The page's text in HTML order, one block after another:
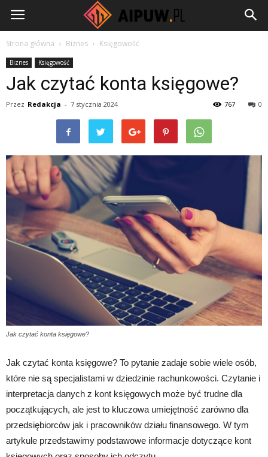
Aipuw.pl
Strona główna Biznes Księgowość
Biznes Księgowość
Jak czytać konta księgowe?
Przez Redakcja - 7 stycznia 2024 0
767
Jak czytać konta księgowe?
Jak czytać konta księgowe? To pytanie zadaje sobie wiele osób,
które nie są specjalistami w dziedzinie rachunkowości. Czytanie i
interpretacja danych z kont księgowych może być trudne dla
początkujących, ale jest to kluczowa umiejętność zarówno dla
przedsiębiorców jak i pracowników działu finansowego. W tym
artykule przedstawimy podstawowe informacje dotyczące kont